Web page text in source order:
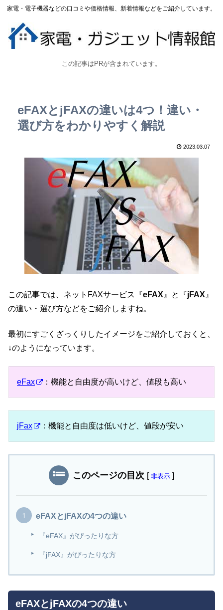
家電・電子機器などの口コミや価格情報、新着情報などをご紹介しています。
この記事はPRが含まれています。
eFAXとjFAXの違いは4つ！違い・
選び方をわかりやすく解説
2023.03.07
この記事では、ネットFAXサービス『eFAX』と『jFAX』
の違い・選び方などをご紹介しますね。
最初にすごくざっくりしたイメージをご紹介しておくと、
↓のようになっています。
eFax ：機能と自由度が高いけど、値段も高い
jFax ：機能と自由度は低いけど、値段が安い
このページの目次 [ 非表示 ]
eFAXとjFAXの4つの違い
『eFAX』がぴったりな方
『jFAX』がぴったりな方
eFAXとjFAXの4つの違い